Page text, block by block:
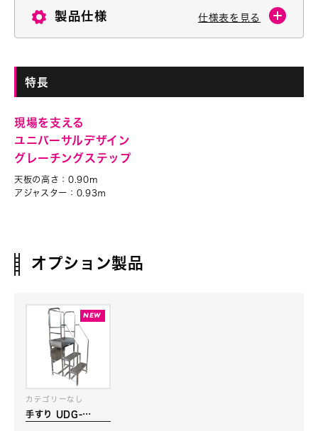
製品仕様 仕様表を見る
特長
現場を支える
ユニバーサルデザイン
グレーチングステップ
天板の高さ：0.90m
アジャスター：0.93ⅿ
オプション製品
手すり UDG-
カテゴリーなし